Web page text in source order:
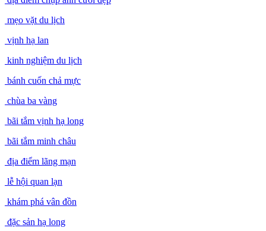
mẹo vặt du lịch
vịnh hạ lan
kinh nghiệm du lịch
bánh cuốn chả mực
chùa ba vàng
bãi tắm vịnh hạ long
bãi tắm minh châu
địa điểm lãng mạn
lễ hội quan lạn
khám phá vân đồn
đặc sản hạ long